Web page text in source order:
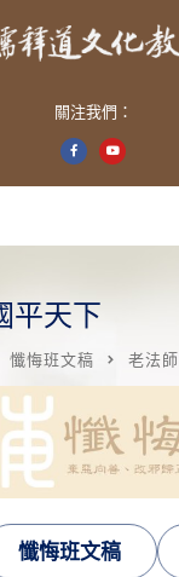
關注我們：
平天下
懺悔班文稿 老法
懺悔班文稿